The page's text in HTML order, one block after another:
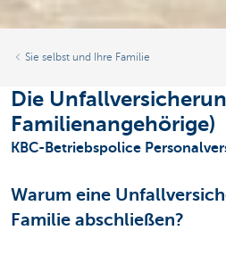
Sie selbst und Ihre Familie
Die
Familienangehörige)
KBC-Betriebspolice
Warum eine
Familie abschließen?